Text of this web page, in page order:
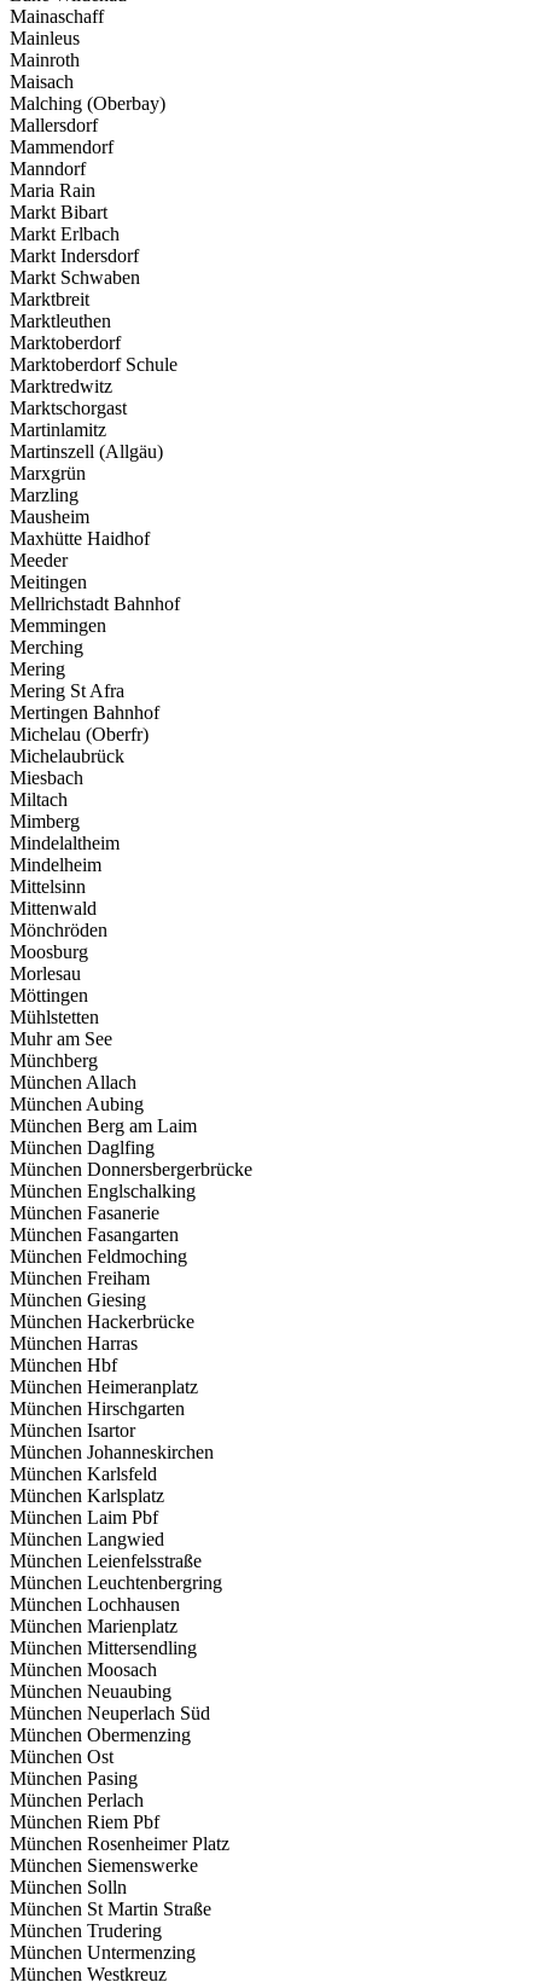
Mainaschaff
Mainleus
Mainroth
Maisach
Malching (Oberbay)
Mallersdorf
Mammendorf
Manndorf
Maria Rain
Markt Bibart
Markt Erlbach
Markt Indersdorf
Markt Schwaben
Marktbreit
Marktleuthen
Marktoberdorf
Marktoberdorf Schule
Marktredwitz
Marktschorgast
Martinlamitz
Martinszell (Allgäu)
Marxgrün
Marzling
Mausheim
Maxhütte Haidhof
Meeder
Meitingen
Mellrichstadt Bahnhof
Memmingen
Merching
Mering
Mering St Afra
Mertingen Bahnhof
Michelau (Oberfr)
Michelaubrück
Miesbach
Miltach
Mimberg
Mindelaltheim
Mindelheim
Mittelsinn
Mittenwald
Mönchröden
Moosburg
Morlesau
Möttingen
Mühlstetten
Muhr am See
Münchberg
München Allach
München Aubing
München Berg am Laim
München Daglfing
München Donnersbergerbrücke
München Englschalking
München Fasanerie
München Fasangarten
München Feldmoching
München Freiham
München Giesing
München Hackerbrücke
München Harras
München Hbf
München Heimeranplatz
München Hirschgarten
München Isartor
München Johanneskirchen
München Karlsfeld
München Karlsplatz
München Laim Pbf
München Langwied
München Leienfelsstraße
München Leuchtenbergring
München Lochhausen
München Marienplatz
München Mittersendling
München Moosach
München Neuaubing
München Neuperlach Süd
München Obermenzing
München Ost
München Pasing
München Perlach
München Riem Pbf
München Rosenheimer Platz
München Siemenswerke
München Solln
München St Martin Straße
München Trudering
München Untermenzing
München Westkreuz